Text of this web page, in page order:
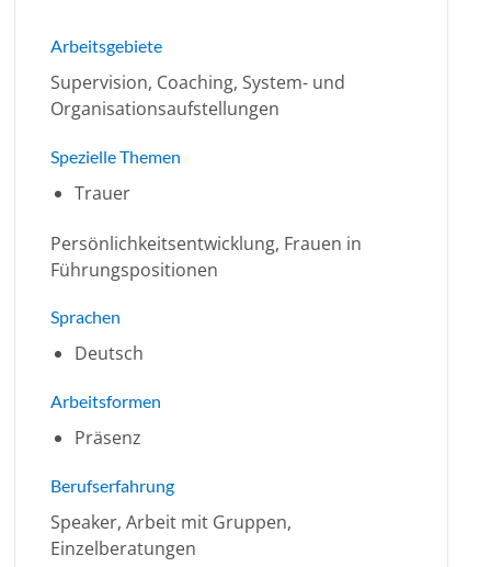
Arbeitsgebiete
Supervision, Coaching, System- und
Organisationsaufstellungen
Spezielle Themen
Trauer
Persönlichkeitsentwicklung, Frauen in
Führungspositionen
Sprachen
Deutsch
Arbeitsformen
Präsenz
Berufserfahrung
Speaker, Arbeit mit Gruppen,
Einzelberatungen